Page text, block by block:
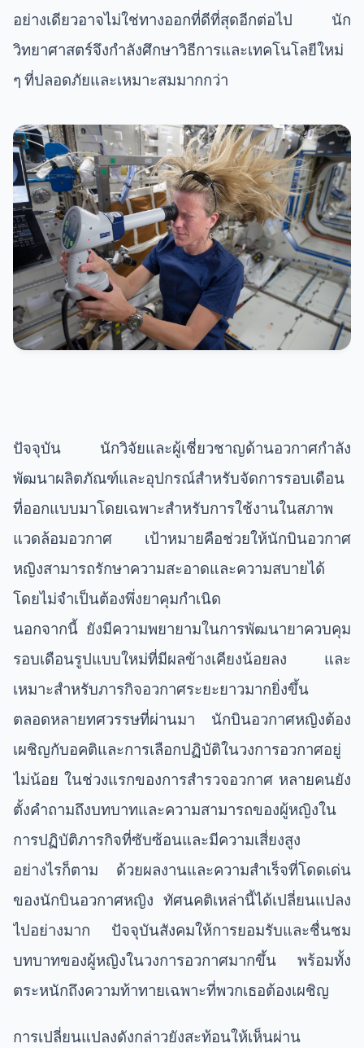
อย่างเดียวอาจไม่ใช่ทางออกที่ดีที่สุดอีกต่อไป นัก
วิทยาศาสตร์จึงกำลังศึกษาวิธีการและเทคโนโลยีใหม่
ๆ ที่ปลอดภัยและเหมาะสมมากกว่า
ปัจจุบัน นักวิจัยและผู้เชี่ยวชาญด้านอวกาศกำลัง
พัฒนาผลิตภัณฑ์และอุปกรณ์สำหรับจัดการรอบเดือน
ที่ออกแบบมาโดยเฉพาะสำหรับการใช้งานในสภาพ
แวดล้อมอวกาศ เป้าหมายคือช่วยให้นักบินอวกาศ
หญิงสามารถรักษาความสะอาดและความสบายได้
โดยไม่จำเป็นต้องพึ่งยาคุมกำเนิด
นอกจากนี้ ยังมีความพยายามในการพัฒนายาควบคุม
รอบเดือนรูปแบบใหม่ที่มีผลข้างเคียงน้อยลง และ
เหมาะสำหรับภารกิจอวกาศระยะยาวมากยิ่งขึ้น
ตลอดหลายทศวรรษที่ผ่านมา นักบินอวกาศหญิงต้อง
เผชิญกับอคติและการเลือกปฏิบัติในวงการอวกาศอยู่
ไม่น้อย ในช่วงแรกของการสำรวจอวกาศ หลายคนยัง
ตั้งคำถามถึงบทบาทและความสามารถของผู้หญิงใน
การปฏิบัติภารกิจที่ซับซ้อนและมีความเสี่ยงสูง
อย่างไรก็ตาม ด้วยผลงานและความสำเร็จที่โดดเด่น
ของนักบินอวกาศหญิง ทัศนคติเหล่านี้ได้เปลี่ยนแปลง
ไปอย่างมาก ปัจจุบันสังคมให้การยอมรับและชื่นชม
บทบาทของผู้หญิงในวงการอวกาศมากขึ้น พร้อมทั้ง
ตระหนักถึงความท้าทายเฉพาะที่พวกเธอต้องเผชิญ
การเปลี่ยนแปลงดังกล่าวยังสะท้อนให้เห็นผ่าน